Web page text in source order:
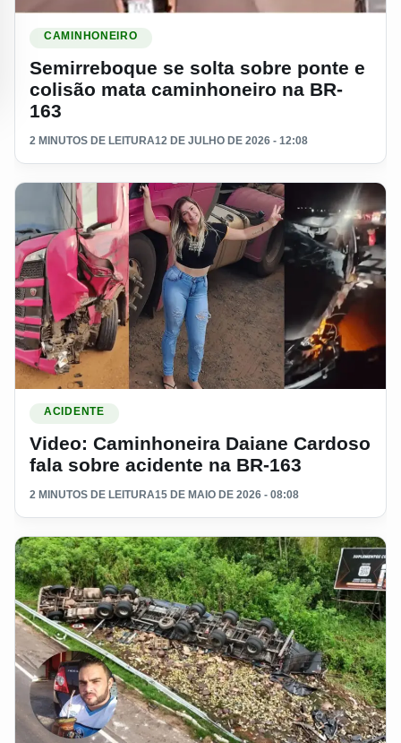
CAMINHONEIRO
Semirreboque se solta sobre ponte e
colisão mata caminhoneiro na BR-
163
2 MINUTOS DE LEITURA12 DE JULHO DE 2026 - 12:08
ACIDENTE
Video: Caminhoneira Daiane Cardoso
fala sobre acidente na BR-163
2 MINUTOS DE LEITURA15 DE MAIO DE 2026 - 08:08